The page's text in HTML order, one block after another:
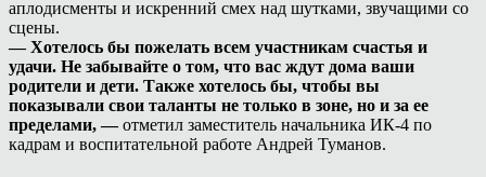
аплодисменты и искренний смех над шутками, звучащими со
сцены.
— Хотелось бы пожелать всем участникам счастья и
удачи. Не забывайте о том, что вас ждут дома ваши
родители и дети. Также хотелось бы, чтобы вы
показывали свои таланты не только в зоне, но и за ее
пределами, —отметил заместитель начальника ИК-4 по
кадрам и воспитательной работе Андрей Туманов.